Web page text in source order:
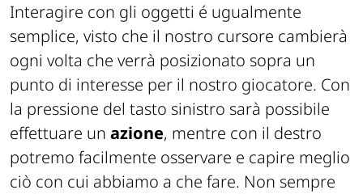
Interagire con gli oggetti é ugualmente
semplice, visto che il nostro cursore cambierà
ogni volta che verrà posizionato sopra un
punto di interesse per il nostro giocatore. Con
la pressione del tasto sinistro sarà possibile
effettuare un azione, mentre con il destro
potremo facilmente osservare e capire meglio
ciò con cui abbiamo a che fare. Non sempre